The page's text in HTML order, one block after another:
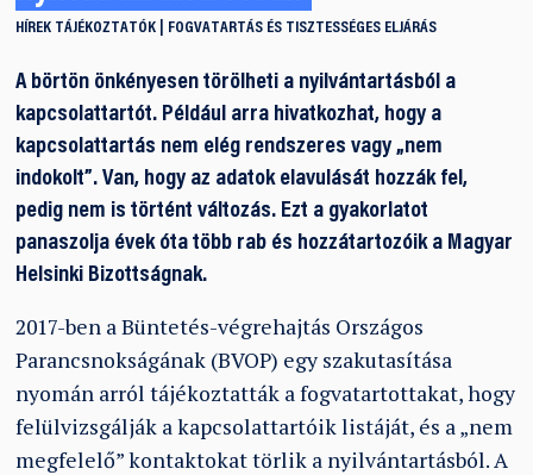
HÍREK TÁJÉKOZTATÓK FOGVATARTÁS ÉS TISZTESSÉGES ELJÁRÁS
A börtön önkényesen törölheti a nyilvántartásból a
kapcsolattartót. Például arra hivatkozhat, hogy a
kapcsolattartás nem elég rendszeres vagy „nem
indokolt”. Van, hogy az adatok elavulását hozzák fel,
pedig nem is történt változás. Ezt a gyakorlatot
panaszolja évek óta több rab és hozzátartozóik a Magyar
Helsinki Bizottságnak.
2017-ben a Büntetés-végrehajtás Országos
Parancsnokságának (BVOP) egy szakutasítása
nyomán arról tájékoztatták a fogvatartottakat, hogy
felülvizsgálják a kapcsolattartóik listáját, és a „nem
megfelelő” kontaktokat törlik a nyilvántartásból. A